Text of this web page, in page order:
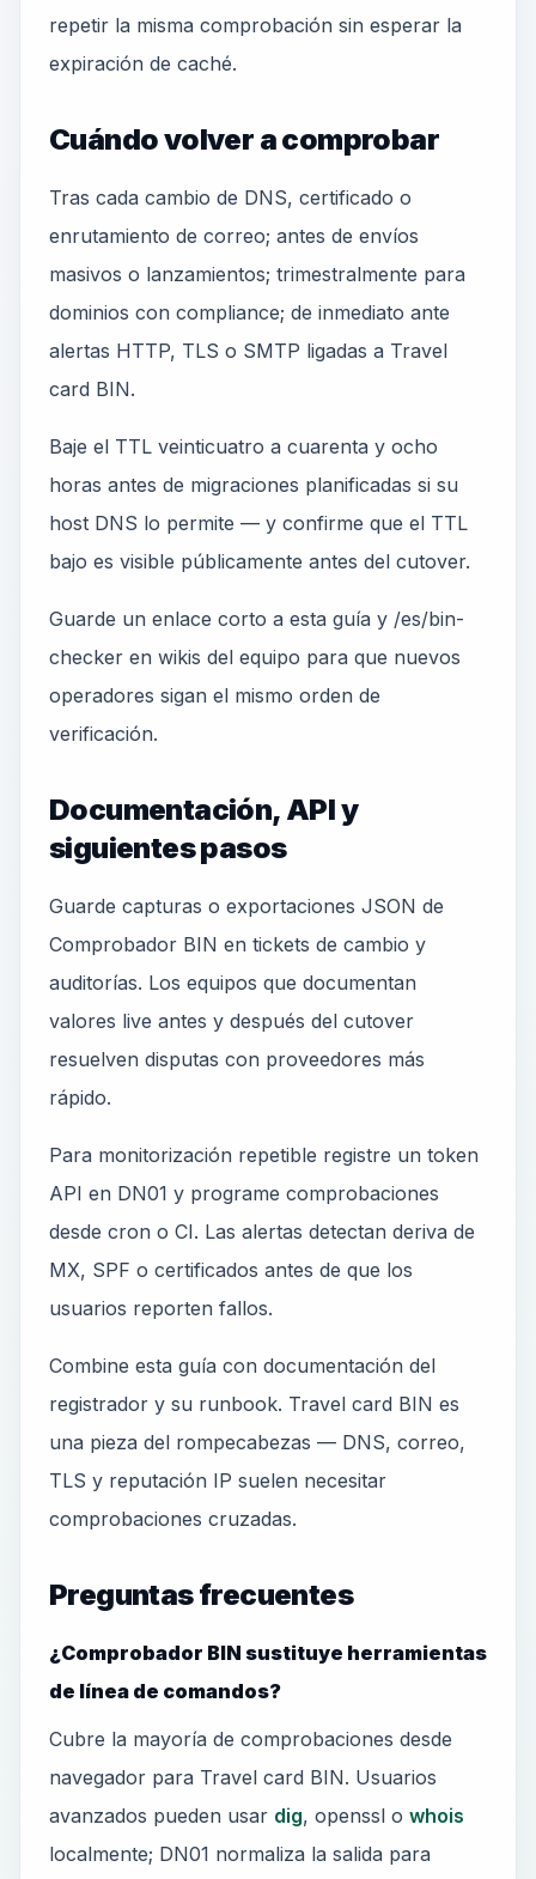
repetir la misma comprobación sin esperar la
expiración de caché.
Cuándo volver a comprobar
Tras cada cambio de DNS, certificado o
enrutamiento de correo; antes de envíos
masivos o lanzamientos; trimestralmente para
dominios con compliance; de inmediato ante
alertas HTTP, TLS o SMTP ligadas a Travel
card BIN.
Baje el TTL veinticuatro a cuarenta y ocho
horas antes de migraciones planificadas si su
host DNS lo permite — y confirme que el TTL
bajo es visible públicamente antes del cutover.
Guarde un enlace corto a esta guía y /es/bin-
checker en wikis del equipo para que nuevos
operadores sigan el mismo orden de
verificación.
Documentación, API y
siguientes pasos
Guarde capturas o exportaciones JSON de
Comprobador BIN en tickets de cambio y
auditorías. Los equipos que documentan
valores live antes y después del cutover
resuelven disputas con proveedores más
rápido.
Para monitorización repetible registre un token
API en DN01 y programe comprobaciones
desde cron o CI. Las alertas detectan deriva de
MX, SPF o certificados antes de que los
usuarios reporten fallos.
Combine esta guía con documentación del
registrador y su runbook. Travel card BIN es
una pieza del rompecabezas — DNS, correo,
TLS y reputación IP suelen necesitar
comprobaciones cruzadas.
Preguntas frecuentes
¿Comprobador BIN sustituye herramientas
de línea de comandos?
Cubre la mayoría de comprobaciones desde
navegador para Travel card BIN. Usuarios
avanzados pueden usar dig, openssl o whois
localmente; DN01 normaliza la salida para